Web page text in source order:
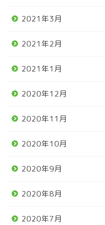
2021年3月
2021年2月
2021年1月
2020年12月
2020年11月
2020年10月
2020年9月
2020年8月
2020年7月